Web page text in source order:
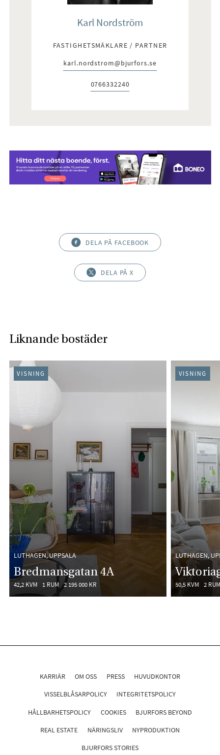
Karl Nordström
FASTIGHETSMÄKLARE / PARTNER
E-post:
karl.nordstrom@bjurfors.se
Telefon:
0766332240
DELA PÅ FACEBOOK
DELA PÅ X
Liknande bostäder
LUTHAGEN, UPPSALA
Bredmansgatan 4A
42,2 KVM 1 RUM 2 195 000 KR
VISNING
LUTHAGEN,
50,5 KVM 2 RUM
VISNING
KARRIÄR OM OSS PRESS HUVUDKONTOR
VISSELBLÅSARPOLICY INTEGRITETSPOLICY
HÅLLBARHETSPOLICY COOKIES BJURFORS BEYOND
REAL ESTATE NÄRINGSLIV NYPRODUKTION
BJURFORS STORIES